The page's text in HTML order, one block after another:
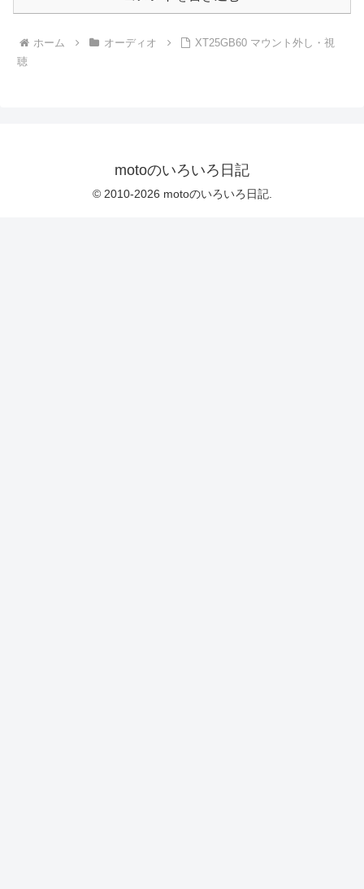
ホーム オーディオ
XT25GB60 マウント外し・視
聴
motoのいろいろ日記
© 2010-2026 motoのいろいろ日記.